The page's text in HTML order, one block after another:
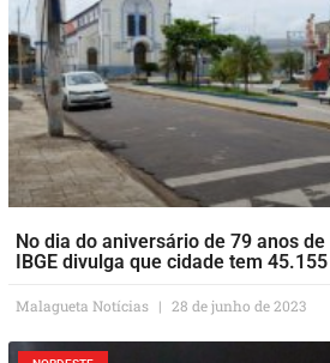
No dia do aniversário de 79 anos
IBGE divulga que cidade tem
Malagueta Notícias 28 de junho de 2023